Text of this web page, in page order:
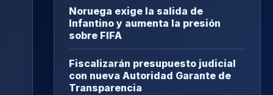
Noruega exige la salida de
Infantino y aumenta la presión
sobre FIFA
Fiscalizarán presupuesto judicial
con nueva Autoridad Garante de
Transparencia